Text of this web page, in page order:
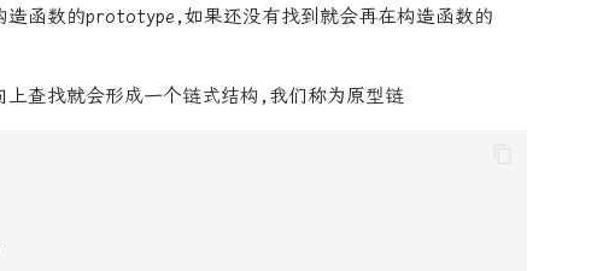
造函数的prototype,如果还没有找到就会再在构造函数的
查找就会形成一个链式结构,我们称为原型链